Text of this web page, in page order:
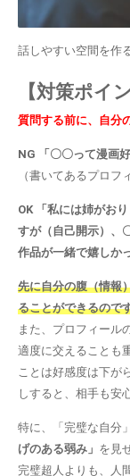
話しやすい空間を作
【対策ポイ
質問する前に、自分
NG 「〇〇って漫画
（書いてあるプロフ
OK 「私には姉がお
すが（自己開示）、
作品が一緒で嬉しか
先に自分の腹（情報
ることができるので
また、プロフィール
適度に交えることも
ことは好感度は下が
しすると、相手も安
特に、「完璧な自分
げのある弱み」 を見
完璧超人よりも、人